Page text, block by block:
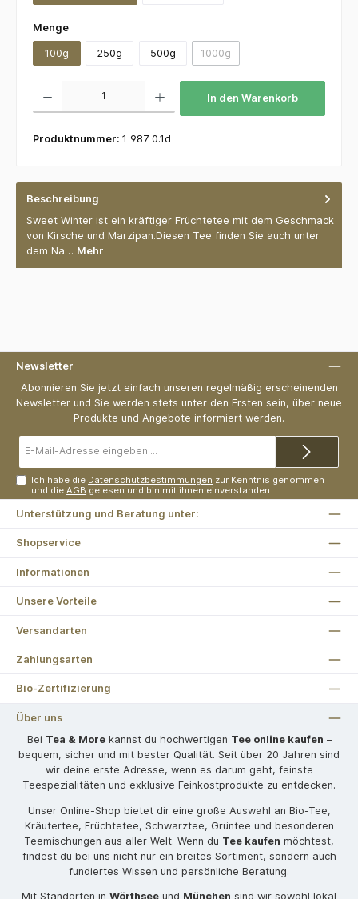
Mengeauswählen
100g 250g 500g 1000g(Diese Option ist zurzeit nicht
In den Warenkorb
Produktnummer: 1 987 0.1d
Beschreibung
Sweet Winter ist ein kräftiger Früchtetee mit dem Geschmack
von Kirsche und Marzipan.Diesen Tee finden Sie auch unter
dem Na… Mehr
Newsletter
Abonnieren Sie jetzt einfach unseren regelmäßig erscheinenden
Newsletter und Sie werden stets unter den Ersten sein, über neue
Produkte und Angebote informiert werden.
Mail-
Ich habe die Datenschutzbestimmungen zur Kenntnis genommen
und dieAGB gelesen und bin mit ihnen einverstanden.
Unterstützung und Beratung unter:
Shopservice
Informationen
Unsere Vorteile
Versandarten
Zahlungsarten
Bio-Zertifizierung
Über uns
Bei Tea & Morekannst du hochwertigen Tee online kaufen –
bequem, sicher und mit bester Qualität. Seit über 20 Jahren sind
wir deine erste Adresse, wenn es darum geht, feinste
Teespezialitäten und exklusive Feinkostprodukte zu entdecken.
Unser Online-Shop bietet dir eine große Auswahl an Bio-Tee,
Kräutertee, Früchtetee, Schwarztee, Grüntee und besonderen
Teemischungen aus aller Welt. Wenn du Tee kaufen möchtest,
findest du bei uns nicht nur ein breites Sortiment, sondern auch
fundiertes Wissen und persönliche Beratung.
Mit Standorten in Wörthsee und München sind wir sowohl lokal